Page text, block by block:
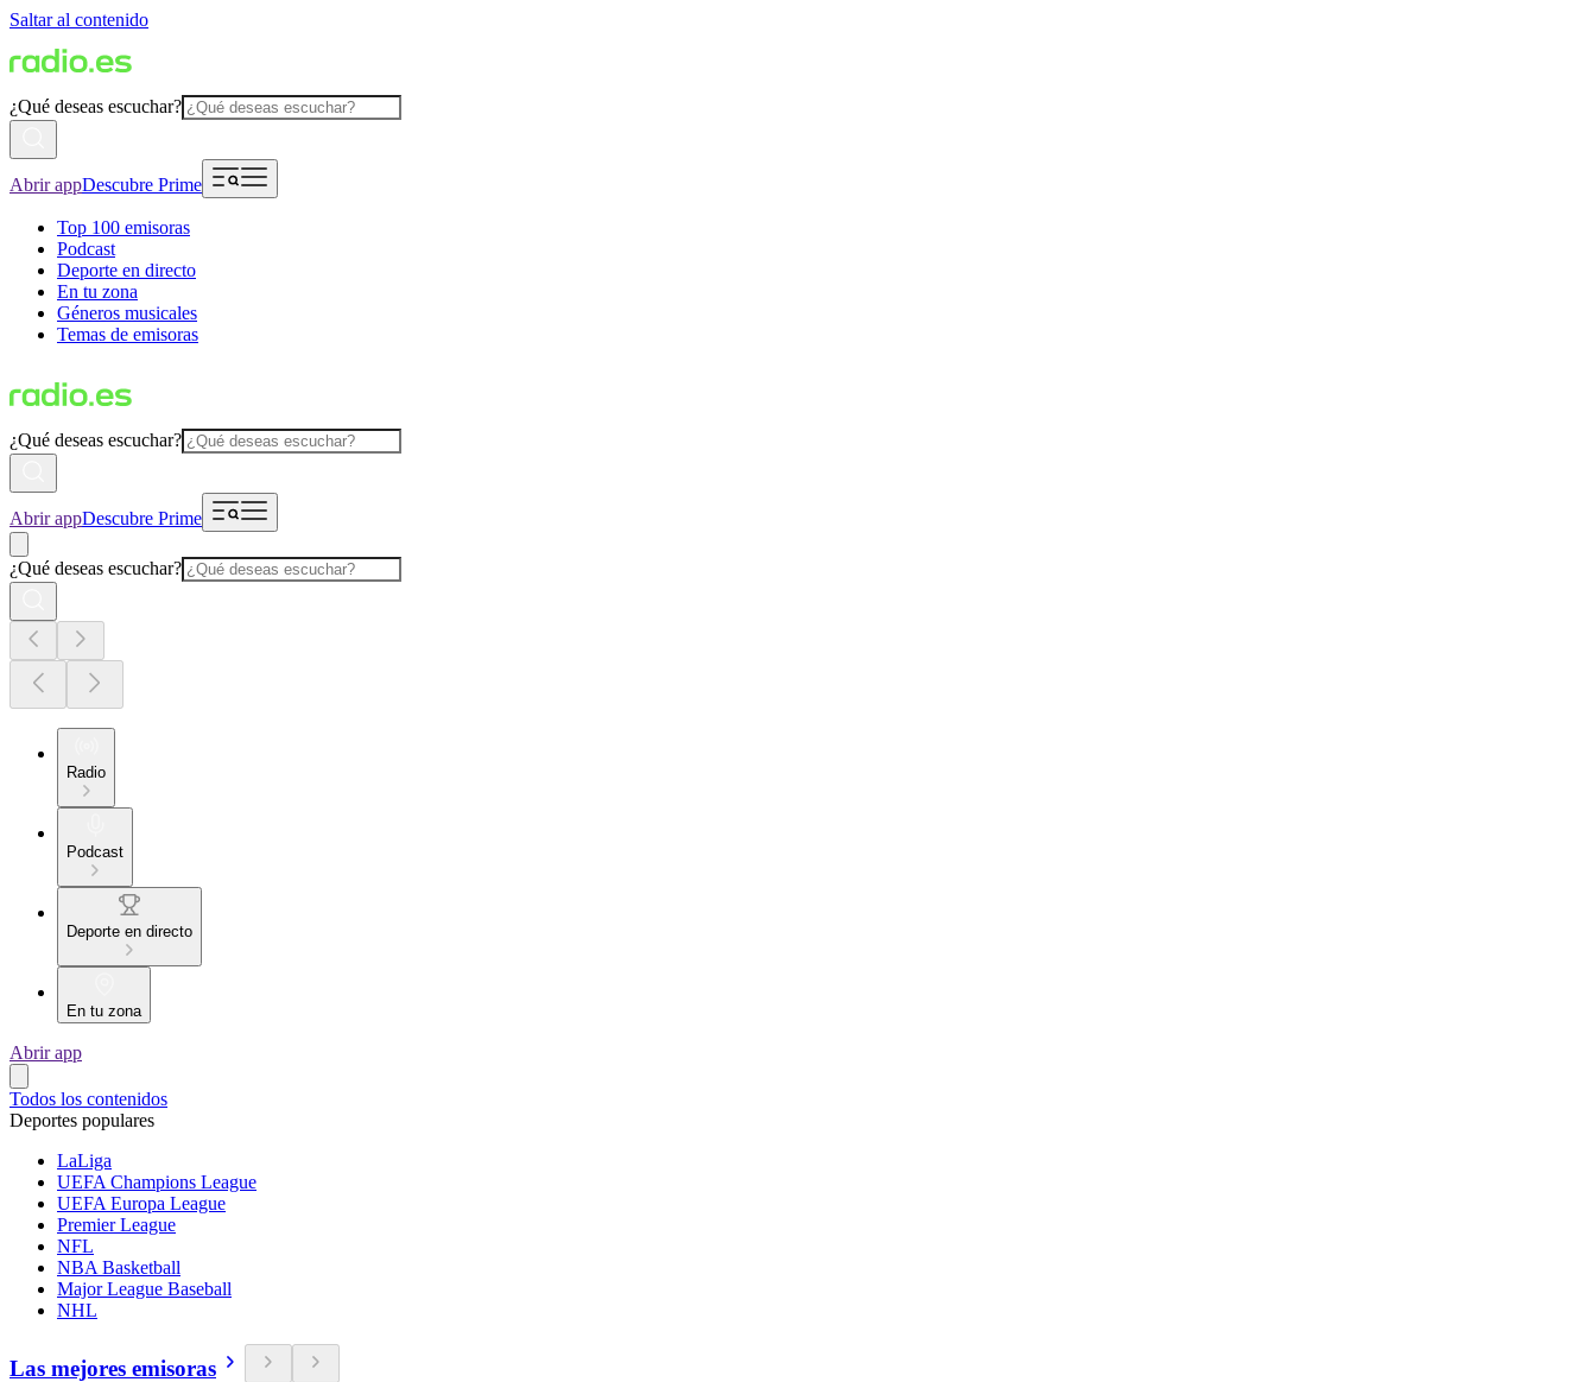
Saltar al contenido
¿Qué deseas escuchar?
Abrir appDescubre Prime
Top 100 emisoras
Podcast
Deporte en directo
En tu zona
Géneros musicales
Temas de emisoras
¿Qué deseas escuchar?
Abrir appDescubre Prime
¿Qué deseas escuchar?
Radio
Podcast
Deporte en directo
En tu zona
Abrir app
Todos los contenidos
Deportes populares
LaLiga
UEFA Champions League
UEFA Europa League
Premier League
NFL
NBA Basketball
Major League Baseball
NHL
Las mejores emisoras